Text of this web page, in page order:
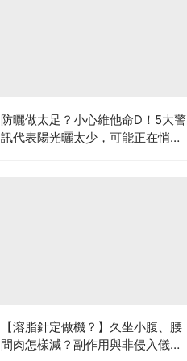
防曬做太足？小心維他命D！5大警
訊代表陽光曬太少，可能正在悄悄
【溶脂針定做機？】久坐小腹、腰
間肉怎樣減？副作用與非侵入儀器